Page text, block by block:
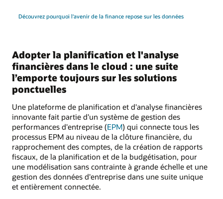
Découvrez pourquoi l'avenir de la finance repose sur les données
Adopter la planification et l'analyse
financières dans le cloud : une suite
l’emporte toujours sur les solutions
ponctuelles
Une plateforme de planification et d'analyse financières
innovante fait partie d'un système de gestion des
performances d'entreprise (EPM) qui connecte tous les
processus EPM au niveau de la clôture financière, du
rapprochement des comptes, de la création de rapports
fiscaux, de la planification et de la budgétisation, pour
une modélisation sans contrainte à grande échelle et une
gestion des données d'entreprise dans une suite unique
et entièrement connectée.